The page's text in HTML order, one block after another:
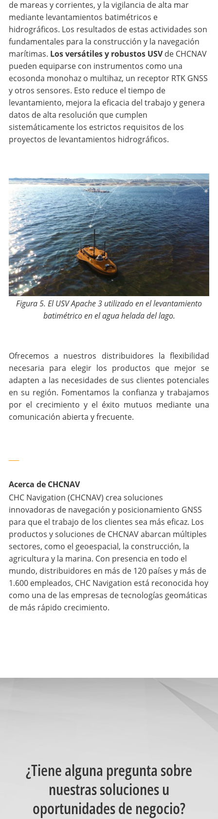
de mareas y corrientes, y la vigilancia de alta mar
mediante levantamientos batimétricos e
hidrográficos. Los resultados de estas actividades son
fundamentales para la construcción y la navegación
marítimas. Los versátiles y robustos USVde CHCNAV
pueden equiparse con instrumentos como una
ecosonda monohaz o multihaz, un receptor RTK GNSS
y otros sensores. Esto reduce el tiempo de
levantamiento, mejora la eficacia del trabajo y genera
datos de alta resolución que cumplen
sistemáticamente los estrictos requisitos de los
proyectos de levantamientos hidrográficos.
Figura 5. El USV Apache 3 utilizado en el levantamiento
batimétrico en el agua helada del lago.
Ofrecemos a nuestros distribuidores la flexibilidad
necesaria para elegir los productos que mejor se
adapten a las necesidades de sus clientes potenciales
en su región. Fomentamos la confianza y trabajamos
por el crecimiento y el éxito mutuos mediante una
comunicación abierta y frecuente.
Acerca de CHCNAV
CHC Navigation (CHCNAV) crea soluciones
innovadoras de navegación y posicionamiento GNSS
para que el trabajo de los clientes sea más eficaz. Los
productos y soluciones de CHCNAV abarcan múltiples
sectores, como el geoespacial, la construcción, la
agricultura y la marina. Con presencia en todo el
mundo, distribuidores en más de 120 países y más de
1.600 empleados, CHC Navigation está reconocida hoy
como una de las empresas de tecnologías geomáticas
de más rápido crecimiento.
¿Tiene alguna pregunta sobre
nuestras soluciones u
oportunidades de negocio?